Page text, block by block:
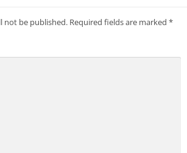
not be published. Required fields are marked *